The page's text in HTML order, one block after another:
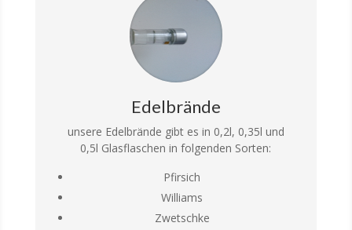
Edelbrände
unsere Edelbrände gibt es in 0,2l, 0,35l und
0,5l Glasflaschen in folgenden Sorten:
Pfirsich
Williams
Zwetschke